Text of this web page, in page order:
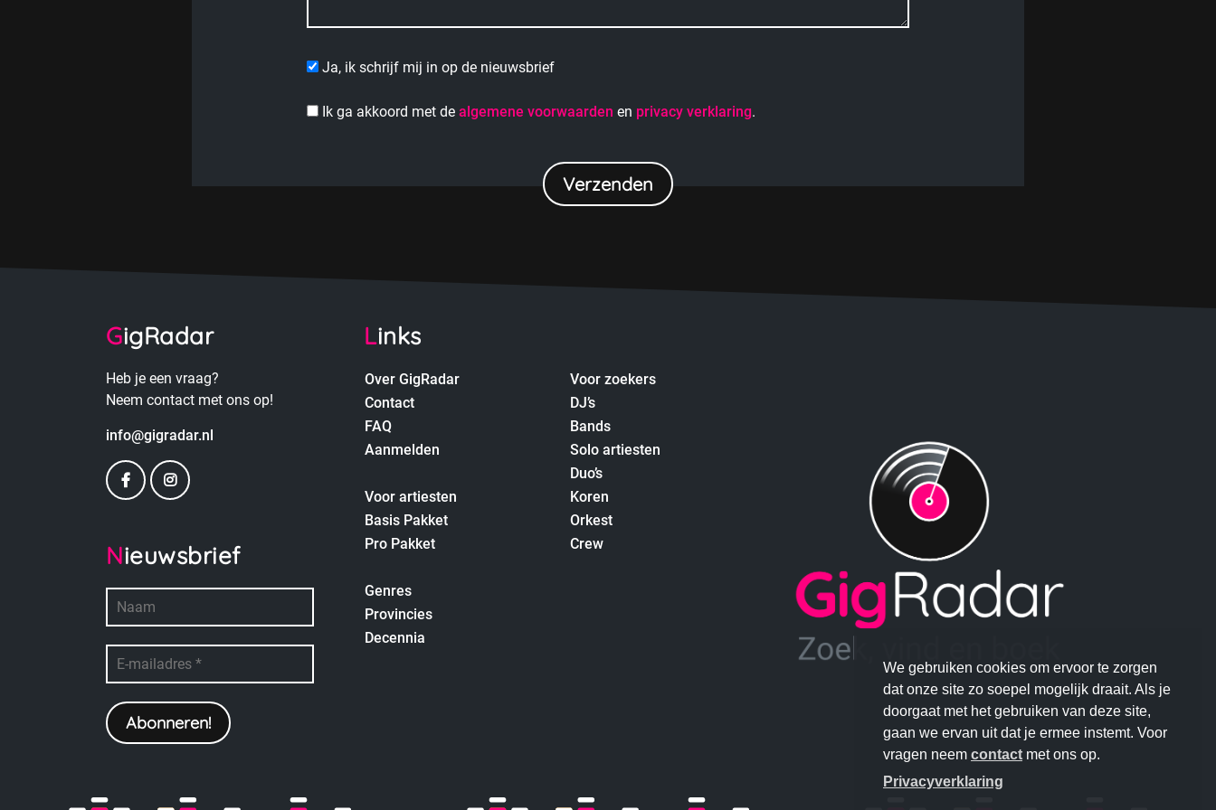
Ja, ik schrijf mij in op de nieuwsbrief
Ik ga akkoord met de algemene voorwaarden en privacy verklaring.
GigRadar
Heb je een vraag?
Neem contact met ons op!
info@gigradar.nl
Nieuwsbrief
Links
Over GigRadar
Voor zoekers
Contact
DJ’s
FAQ
Bands
Aanmelden
Solo artiesten
Duo’s
Voor artiesten
Koren
Basis Pakket
Orkest
Pro Pakket
Crew
Genres
Provincies
Decennia
We gebruiken cookies om ervoor te zorgen
dat onze site zo soepel mogelijk draait. Als je
doorgaat met het gebruiken van deze site,
gaan we ervan uit dat je ermee instemt. Voor
vragen neem contact met ons op.
Privacyverklaring